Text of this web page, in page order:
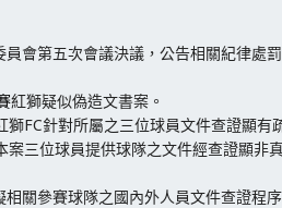
會第五次會議決議，公告相關紀律處罰
紅獅疑似偽造文書案。
FC針對所屬之三位球員文件查證顯有
三位球員提供球隊之文件經查證顯
關參賽球隊之國內外人員文件查證